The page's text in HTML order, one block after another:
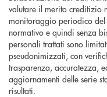
valutare il merito creditizio
monitoraggio periodico del
normativo e quindi senza
personali trattati sono
pseudonimizzati, con
trasparenza, accuratezza,
aggiornamenti delle serie
risultati.